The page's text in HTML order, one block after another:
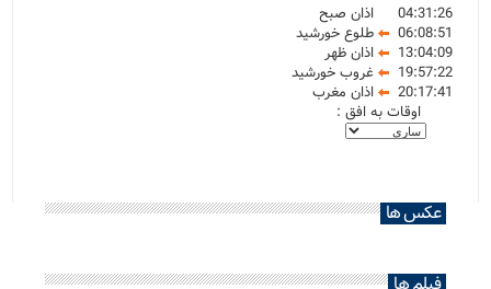
04:31:26
اذان صبح
06:08:51
طلوع خورشید
13:04:09
اذان ظهر
19:57:22
غروب خورشید
20:17:41
اذان مغرب
اوقات به افق :
عکس ها